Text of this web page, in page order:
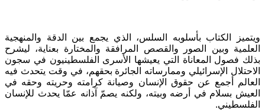
ويتميز الكتاب بأسلوبه السلس، الذي يجمع بين الدقة والمنهجية
العلمية وبين الصور والقصص المرافقة والمختارة بعناية، ليشرح
بذلك فصول المعاناة التي يعيشها الأسرى الفلسطينيون في سجون
الاحتلال الإسرائيلي وممارساته الجائرة بحقهم، في وقت يتحدث فيه
العالم أجمع عن حقوق الإنسان وصيانة كرامته وحريته وحقه في
العيش بسلام في أرضه وبيته، ولكنه يصمّ آذانه عمّا يحدث للإنسان
الفلسطيني.